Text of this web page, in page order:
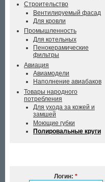
Строительство
Вентилируемый фасад
Для кровли
Промышленность
Для котельных
Пенокерамические
фильтры
Авиация
Авиамодели
Наполнение авиабаков
Товары народного
потребления
Для ухода за кожей и
замшей
Моющие губки
Полировальные круги
Логин: *